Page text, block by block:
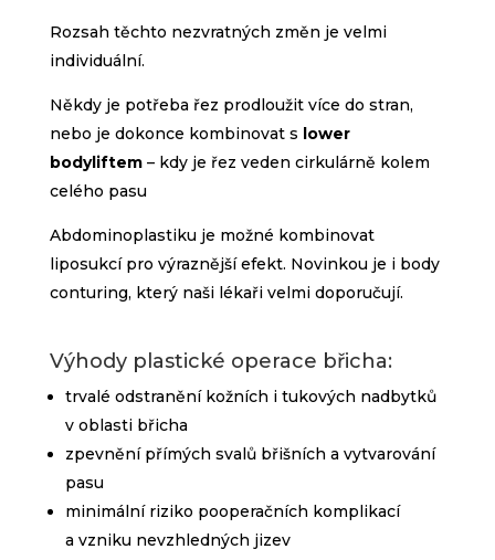
Rozsah těchto nezvratných změn je velmi
individuální.
Někdy je potřeba řez prodloužit více do stran,
nebo je dokonce kombinovat s lower
bodyliftem – kdy je řez veden cirkulárně kolem
celého pasu
Abdominoplastiku je možné kombinovat
liposukcí pro výraznější efekt. Novinkou je i body
conturing, který naši lékaři velmi doporučují.
Výhody plastické operace břicha:
trvalé odstranění kožních i tukových nadbytků
v oblasti břicha
zpevnění přímých svalů břišních a vytvarování
pasu
minimální riziko pooperačních komplikací
a vzniku nevzhledných jizev